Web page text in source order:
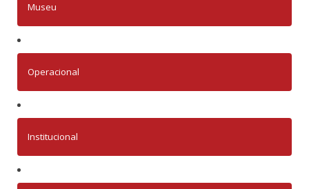
Museu
Operacional
Institucional